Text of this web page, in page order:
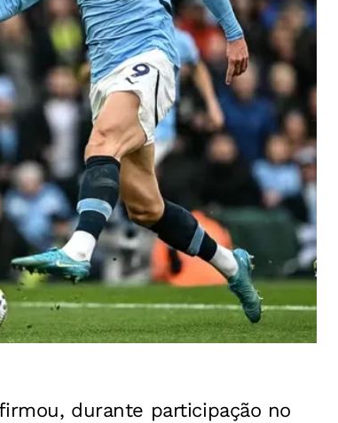
durante participação no